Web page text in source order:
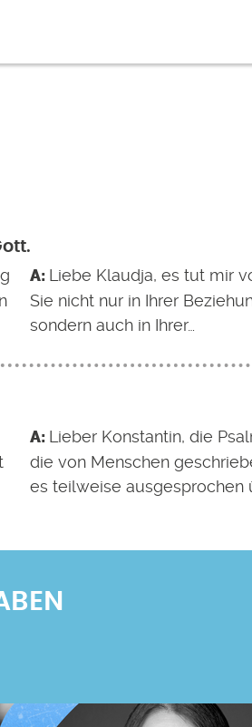
Liebe Klaudja, es tut mir
Sie nicht nur in Ihrer
sondern auch in Ihrer…
Lieber Konstantin, die
die von Menschen
es teilweise ausgesprochen